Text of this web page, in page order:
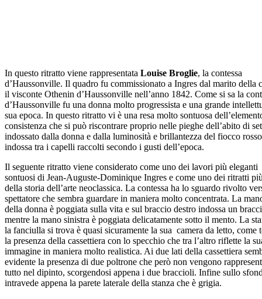
In questo ritratto viene rappresentata Louise Broglie, la contessa
d’Haussonville. Il quadro fu commissionato a Ingres dal marito della
il visconte Othenin d’Haussonville nell’anno 1842. Come si sa la
d’Haussonville fu una donna molto progressista e una grande
sua epoca. In questo ritratto vi è una resa molto sontuosa
consistenza che si può riscontrare proprio nelle pieghe dell’abito di
indossato dalla donna e dalla luminosità e brillantezza del fiocco
indossa tra i capelli raccolti secondo i gusti dell’epoca.
Il seguente ritratto viene considerato come uno dei lavori più eleganti
sontuosi di Jean-Auguste-Dominique Ingres e come uno dei ritratti
della storia dell’arte neoclassica. La contessa ha lo sguardo rivolto
spettatore che sembra guardare in maniera molto concentrata. La
della donna è poggiata sulla vita e sul braccio destro indossa un
mentre la mano sinistra è poggiata delicatamente sotto il mento. La
la fanciulla si trova è quasi sicuramente la sua camera da letto, come
la presenza della cassettiera con lo specchio che tra l’altro riflette la
immagine in maniera molto realistica. Ai due lati della cassettiera
evidente la presenza di due poltrone che però non vengono
tutto nel dipinto, scorgendosi appena i due braccioli. Infine sullo
intravede appena la parete laterale della stanza che è grigia.